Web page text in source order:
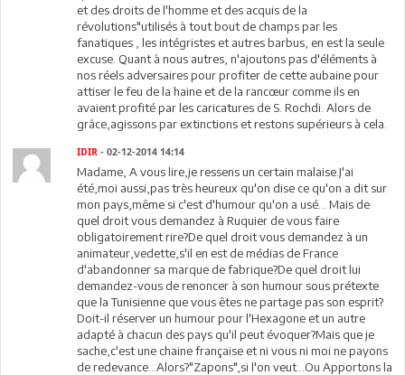
et des droits de l'homme et des acquis de la
révolutions"utilisés à tout bout de champs par les
fanatiques , les intégristes et autres barbus, en est la seule
excuse. Quant à nous autres, n'ajoutons pas d'éléments à
nos réels adversaires pour profiter de cette aubaine pour
attiser le feu de la haine et de la rancœur comme ils en
avaient profité par les caricatures de S. Rochdi. Alors de
grâce,agissons par extinctions et restons supérieurs à cela.
IDIR - 02-12-2014 14:14
Madame, A vous lire,je ressens un certain malaise.J'ai
été,moi aussi,pas très heureux qu'on dise ce qu'on a dit sur
mon pays,même si c'est d'humour qu'on a usé... Mais de
quel droit vous demandez à Ruquier de vous faire
obligatoirement rire?De quel droit vous demandez à un
animateur,vedette,s'il en est de médias de France
d'abandonner sa marque de fabrique?De quel droit lui
demandez-vous de renoncer à son humour sous prétexte
que la Tunisienne que vous êtes ne partage pas son esprit?
Doit-il réserver un humour pour l'Hexagone et un autre
adapté à chacun des pays qu'il peut évoquer?Mais que je
sache,c'est une chaine française et ni vous ni moi ne payons
de redevance...Alors?"Zapons",si l'on veut...Ou Apportons la